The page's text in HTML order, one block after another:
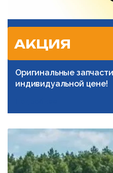
АКЦИЯ
Оригинальные
индивидуальной цене!